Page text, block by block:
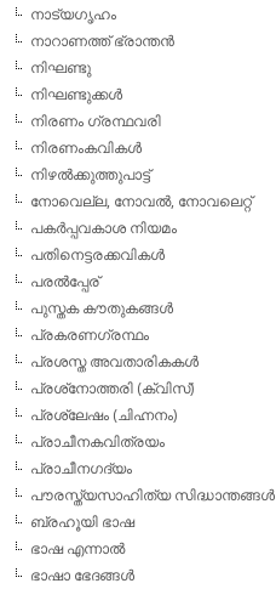
നാട്യഗൃഹം
നാറാണത്ത് ഭ്രാന്തന്‍
നിഘണ്ടു
നിഘണ്ടുക്കള്‍
നിരണം ഗ്രന്ഥവരി
നിരണംകവികള്‍
നിഴല്‍ക്കുത്തുപാട്ട്
നോവെല്ല, നോവല്‍, നോവലെറ്റ്
പകര്‍പ്പവകാശ നിയമം
പതിനെട്ടരക്കവികള്‍
പരല്‍പ്പേര്
പുസ്തക കൗതുകങ്ങള്‍
പ്രകരണഗ്രന്ഥം
പ്രശസ്ത അവതാരികകള്‍
പ്രശ്‌നോത്തരി (ക്വിസ്)
പ്രശ്ലേഷം (ചിഹ്നനം)
പ്രാചീനകവിത്രയം
പ്രാചീനഗദ്യം
പൗരസ്ത്യസാഹിത്യ സിദ്ധാന്തങ്ങള്‍
ബ്രഹൂയി ഭാഷ
ഭാഷ എന്നാല്‍
ഭാഷാ ഭേദങ്ങള്‍